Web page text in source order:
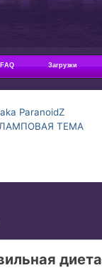
FAQ Загрузки
ParanoidZ
ТЕМА
диета